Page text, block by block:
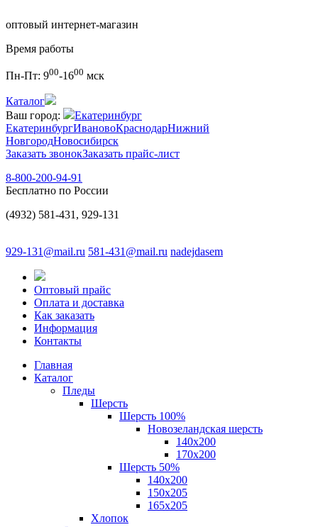
оптовый интернет-магазин
Время работы
Пн-Пт: 900-1600 мск
Каталог
Ваш город:
Екатеринбург
ЕкатеринбургИвановоКраснодарНижний
НовгородНовосибирск
Заказать звонокЗаказать прайс-лист
8-800-200-94-91
Бесплатно по России
(4932) 581-431, 929-131
929-131@mail.ru 581-431@mail.ru nadejdasem
Оптовый прайс
Оплата и доставка
Как заказать
Информация
Контакты
Главная
Каталог
Пледы
Шерсть
Шерсть 100%
Новозеландская шерсть
140х200
170x200
Шерсть 50%
140x200
150х205
165х205
Хлопок